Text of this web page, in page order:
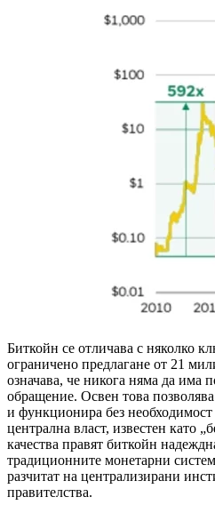
Биткойн се отличава с няколко
ограничено предлагане от 21
означава, че никога няма да има
обращение. Освен това
и функционира без необходимост
централна власт, известен като
качества правят биткойн
традиционните монетарни
разчитат на централизирани
правителства.